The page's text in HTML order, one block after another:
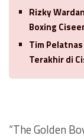
Rizky
Boxing
Tim
Terakhir di
“The Golden